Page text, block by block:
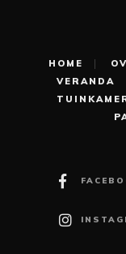
HOME
VERANDA